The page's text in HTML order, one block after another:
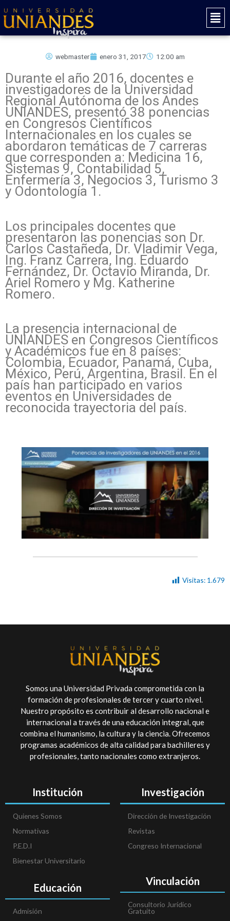
al
contenido
Main
webmaster enero 31, 2017 12:00 am
Durante el año 2016, docentes e
investigadores de la Universidad
Regional Autónoma de los Andes
UNIANDES, presentó 38 ponencias
en Congresos Científicos
Internacionales en los cuales se
abordaron temáticas de 7 carreras
que corresponden a: Medicina 16,
Sistemas 9, Contabilidad 5,
Enfermería 3, Negocios 3, Turismo 3
y Odontología 1.
Los principales docentes que
presentaron las ponencias son Dr.
Carlos Castañeda, Dr. Vladimir Vega,
Ing. Franz Carrera, Ing. Eduardo
Fernández, Dr. Octavio Miranda, Dr.
Ariel Romero y Mg. Katherine
Romero.
La presencia internacional de
UNIANDES en Congresos Científicos
y Académicos fue en 8 países:
Colombia, Ecuador, Panamá, Cuba,
México, Perú, Argentina, Brasil. En el
país han participado en varios
eventos en Universidades de
reconocida trayectoria del país.
Visitas: 1.679
Somos una Universidad Privada comprometida con la
formación de profesionales de tercer y cuarto nivel.
Nuestro propósito es contribuir al desarrollo nacional e
internacional a través de una educación integral, que
combina el humanismo, la cultura y la ciencia. Ofrecemos
programas académicos de alta calidad para bachilleres y
profesionales, tanto nacionales como extranjeros.
Institución
Quienes Somos
Normativas
P.E.D.I
Bienestar Universitario
Educación
Admisión
Investigación
Dirección de Investigación
Revistas
Congreso Internacional
Vinculación
Consultorio Jurídico
Gratuito